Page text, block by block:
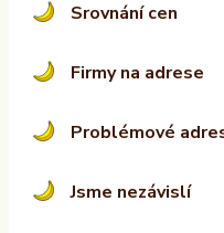
Srovnání cen
Firmy na adrese
Problémové
Jsme nezávislí